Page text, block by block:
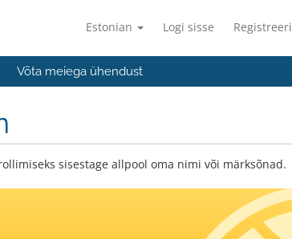
Estonian Logi sisse Registreeri
Võta meiega ühendust
sisestage allpool oma nimi või märksõnad.